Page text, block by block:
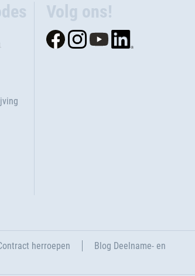
Volg ons!
herroepen
Blog Deelname- en